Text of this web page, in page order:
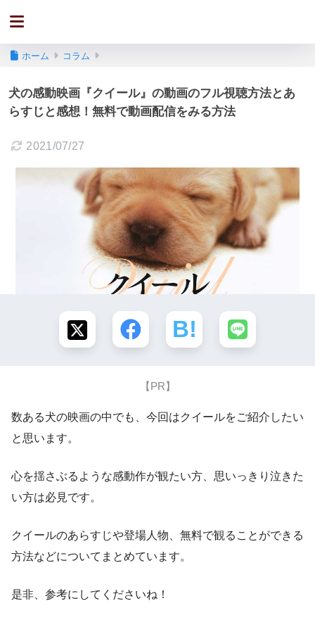
ホーム コラム
犬の感動映画『クイール』の動画のフル視聴方法とあ
らすじと感想！無料で動画配信をみる方法
2021/07/27
【PR】
数ある犬の映画の中でも、今回はクイールをご紹介したい
と思います。
心を揺さぶるような感動作が観たい方、思いっきり泣きた
い方は必見です。
クイールのあらすじや登場人物、無料で観ることができる
方法などについてまとめています。
是非、参考にしてくださいね！